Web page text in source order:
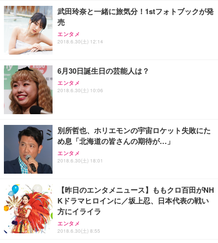
ョン PCチェア 通気性メッシュ ゲーミング/勉強/事
務用 おしゃれ パソコンチェア (ブラック)
￥7,680
Sezlife オフィスチェア デスクチェア 疲れない テレ
ワーク チェア 強化バックレスト 30度ロッキング機
ョン PCチェア 通気性メッシュ ゲーミング/勉強/事
務用 おしゃれ パソコンチェア (ホワイト)
ANDWINT オフィスチェア デスクチェア 肘なし メ
【整備済み品】Dell E2724HS 27インチ 液晶モニタ
ー フルHD（1920×1080）VA 非光沢 HDMI/DisplayP
【MiniLED/24.5inch/280Hz/FHD】GRAPHT THE S
Smart Basic(スマートベーシック) 【Amazon.co.jp
限定】 Smart Basic アイリスオーヤマ ペットシーツ
アイリスオーヤマ ペットシーツ 超厚型 お徳用 レギ
武田玲奈と一緒に旅気分！1stフォトブックが発
売
エンタメ
2018.6.30(土) 12:14
6月30日誕生日の芸能人は？
エンタメ
2018.6.30(土) 10:06
別所哲也、ホリエモンの宇宙ロケット失敗にた
め息「北海道の皆さんの期待が…」
エンタメ
2018.6.30(土) 18:01
【昨日のエンタメニュース】ももクロ百田がNH
Kドラマヒロインに／坂上忍、日本代表の戦い
方にイライラ
エンタメ
2018.6.30(土) 8:55